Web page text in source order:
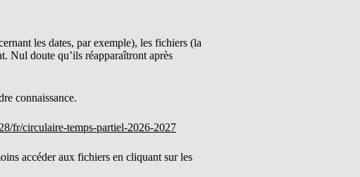
les dates, par exemple), les fichiers (la
Nul doute qu’ils réapparaîtront après
connaissance.
fr/circulaire-temps-partiel-2026-2027
accéder aux fichiers en cliquant sur les